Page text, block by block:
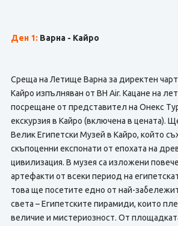
Ден 1: Варна - Кайро
Среща на Летище Варна за директен
Кайро изпълняван от BH Air. Кацане на
посрещане от представител на Онекс
екскурзия в Кайро (включена в цената).
Велик Египетски Музей в Кайро, който
скъпоценни експонати от епохата на
цивилизация. В музея са изложени
артефакти от всеки период на
това ще посетите едно от най-
света – Египетските пирамиди, които
величие и мистериозност. От